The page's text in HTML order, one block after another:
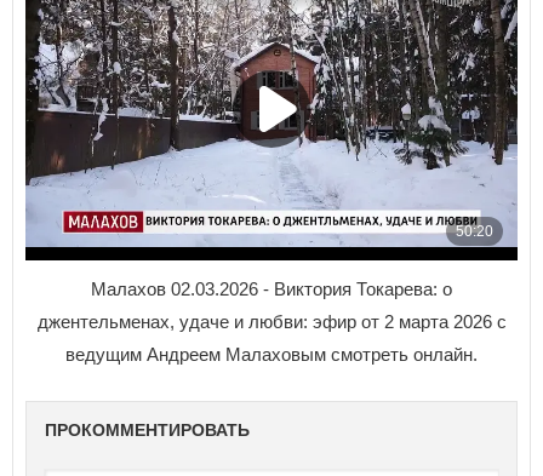
Малахов 02.03.2026 - Виктория Токарева: о
джентельменах, удаче и любви: эфир от 2 марта 2026 с
ведущим Андреем Малаховым смотреть онлайн.
ПРОКОММЕНТИРОВАТЬ